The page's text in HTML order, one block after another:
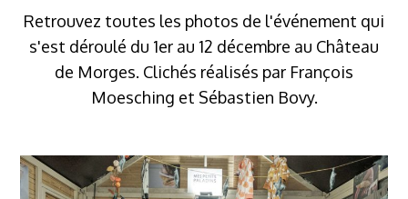
Retrouvez toutes les photos de l'événement qui
s'est déroulé du 1er au 12 décembre au Château
de Morges. Clichés réalisés par François
Moesching et Sébastien Bovy.